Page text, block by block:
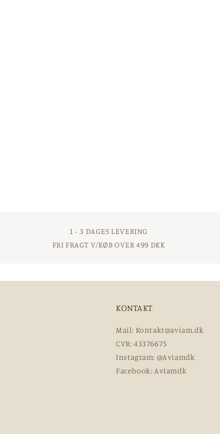
1 - 3 DAGES LEVERING
FRI FRAGT V/KØB OVER 499 DKK
KONTAKT
Mail: Kontakt@aviam.dk
CVR: 43376675
Instagram: @Aviamdk
Facebook: Aviamdk